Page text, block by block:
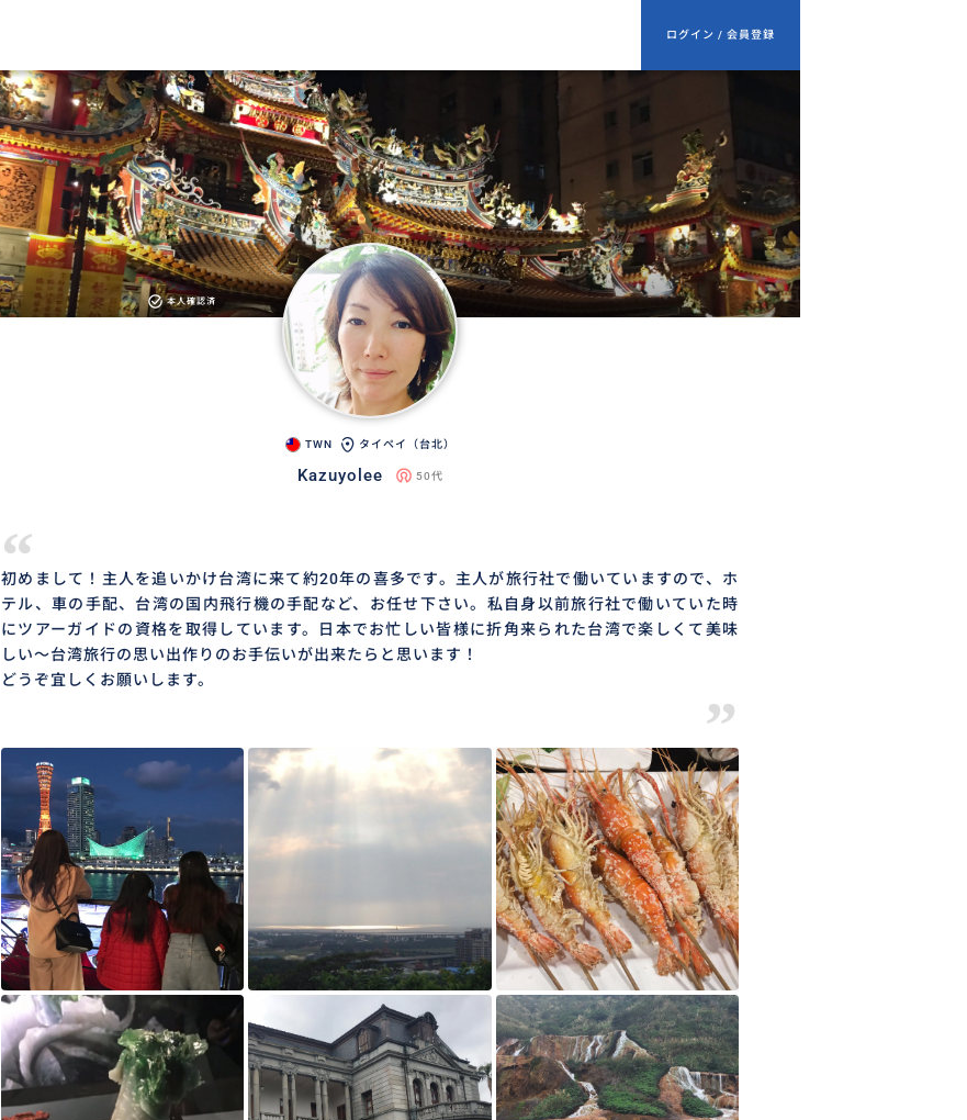
ログイン / 会員登録
本人確認済
TWN タイペイ（台北）
Kazuyolee 50代
“
初めまして！主人を追いかけ台湾に来て約20年の喜多です。主人が旅行社で働いていますので、ホ
テル、車の手配、台湾の国内飛行機の手配など、お任せ下さい。私自身以前旅行社で働いていた時
にツアーガイドの資格を取得しています。日本でお忙しい皆様に折角来られた台湾で楽しくて美味
しい〜台湾旅行の思い出作りのお手伝いが出来たらと思います！
どうぞ宜しくお願いします。
”